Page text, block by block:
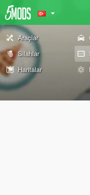
Araçlar
Silahlar
Haritalar